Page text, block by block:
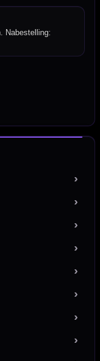
Nabestelling: